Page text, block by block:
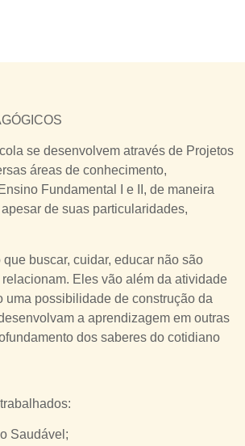
se desenvolvem através de Projetos
áreas de conhecimento,
Fundamental I e II, de maneira
de suas particularidades,
buscar, cuidar, educar não são
Eles vão além da atividade
uma possibilidade de construção da
a aprendizagem em outras
dos saberes do cotidiano
Saudável;